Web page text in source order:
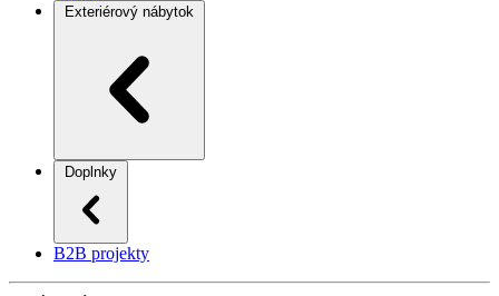
Exteriérový nábytok
Doplnky
B2B projekty